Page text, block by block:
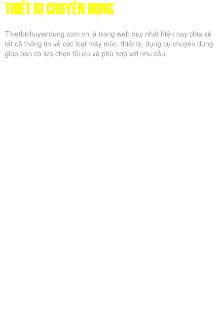
Thietbichuyendung.com.vn là trang web duy nhất hiện nay chia sẻ
tất cả thông tin về các loại máy móc, thiết bị, dụng cụ chuyên dùng
giúp bạn có lựa chọn tối ưu và phù hợp với nhu cầu.